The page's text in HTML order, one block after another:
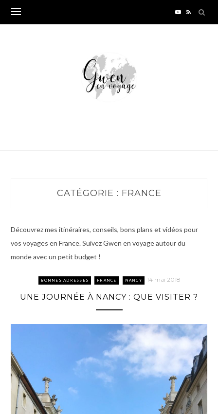
content
CATÉGORIE : FRANCE
Découvrez mes itinéraires, conseils, bons plans et vidéos pour
vos voyages en France. Suivez Gwen en voyage autour du
monde avec un petit budget !
BONNES ADRESSES FRANCE NANCY 14 mai 2018
UNE JOURNÉE À NANCY : QUE VISITER ?